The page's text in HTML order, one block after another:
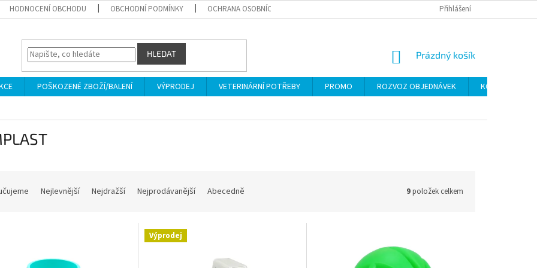
HODNOCENÍ OBCHODU OBCHODNÍ PODMÍNKY OCHRANA OSOBNÍCH ÚDAJŮ Přihlášení
HLEDAT
NÁKUPNÍ
Prázdný košík
POŠKOZENÉ ZBOŽÍ/BALENÍ VÝPRODEJ VETERINÁRNÍ POTŘEBY PROMO ROZVOZ OBJEDNÁVEK
KONTAKTY
Nejlevnější Nejdražší Nejprodávanější Abecedně 9položek celkem
Výprodej